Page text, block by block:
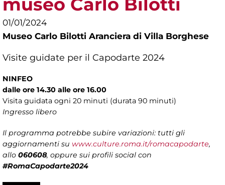
01/01/2024
Museo Carlo Bilotti Aranciera di Villa Borghese
Visite guidate per il Capodarte 2024
NINFEO
dalle ore 14.30 alle ore 16.00
Visita guidata ogni 20 minuti (durata 90 minuti)
Ingresso libero
Il programma potrebbe subire variazioni: tutti gli
aggiornamenti su www.culture.roma.it/romacapodarte,
allo 060608, oppure sui profili social con
#RomaCapodarte2024